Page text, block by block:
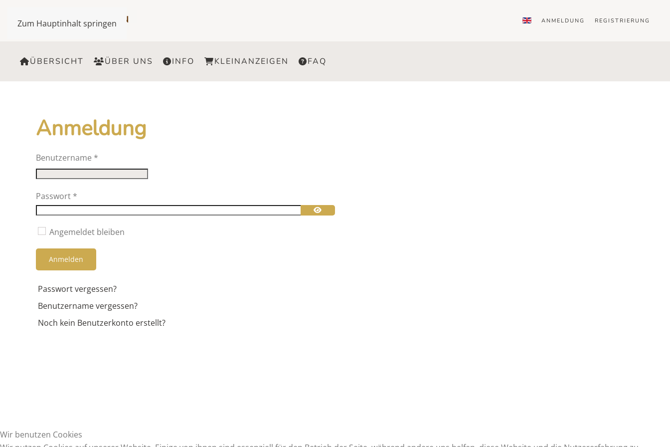
Zum Hauptinhalt springen ANMELDUNG REGISTRIERUNG
ÜBERSICHT ÜBER UNS INFO KLEINANZEIGEN FAQ
Anmeldung
Benutzername *
Passwort *
Passwort anzeigen
Angemeldet bleiben
Anmelden
Passwort vergessen?
Benutzername vergessen?
Noch kein Benutzerkonto erstellt?
Wir benutzen Cookies